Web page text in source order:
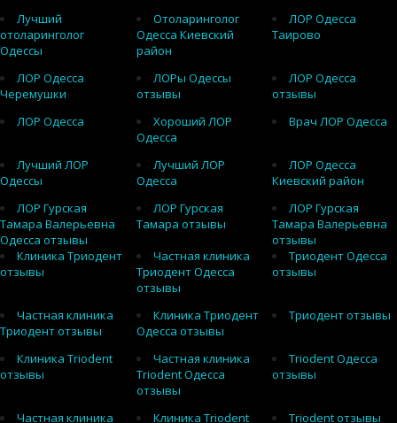
Лучший
отоларинголог
Одессы
Отоларинголог
Одесса Киевский
район
ЛОР Одесса
Таирово
ЛОР Одесса
Черемушки
ЛОРы Одессы
отзывы
ЛОР Одесса
отзывы
ЛОР Одесса
Хороший ЛОР
Одесса
Врач ЛОР Одесса
Лучший ЛОР
Одессы
Лучший ЛОР
Одесса
ЛОР Одесса
Киевский район
ЛОР Гурская
Тамара Валерьевна
Одесса отзывы
ЛОР Гурская
Тамара отзывы
ЛОР Гурская
Тамара Валерьевна
отзывы
Клиника Триодент
отзывы
Частная клиника
Триодент Одесса
отзывы
Триодент Одесса
отзывы
Частная клиника
Триодент отзывы
Клиника Триодент
Одесса отзывы
Триодент отзывы
Клиника Triodent
отзывы
Частная клиника
Triodent Одесса
отзывы
Triodent Одесса
отзывы
Частная клиника Клиника Triodent Triodent отзывы